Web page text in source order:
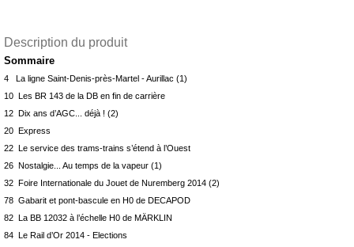
Description du produit
Sommaire
4 La ligne Saint-Denis-près-Martel - Aurillac (1)
10 Les BR 143 de la DB en fin de carrière
12 Dix ans d’AGC... déjà ! (2)
20 Express
22 Le service des trams-trains s’étend à l’Ouest
26 Nostalgie... Au temps de la vapeur (1)
32 Foire Internationale du Jouet de Nuremberg 2014 (2)
78 Gabarit et pont-bascule en H0 de DECAPOD
82 La BB 12032 à l’échelle H0 de MÄRKLIN
84 Le Rail d’Or 2014 - Elections